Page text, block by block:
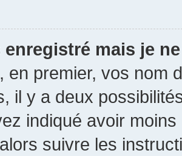
enregistré mais je
en premier, vos nom
il y a deux
indiqué avoir
suivre les